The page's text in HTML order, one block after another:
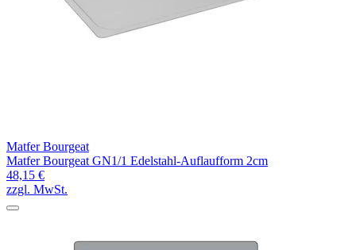
Matfer Bourgeat
Matfer Bourgeat GN1/1 Edelstahl-Auflaufform 2cm
48,15 €
zzgl. MwSt.